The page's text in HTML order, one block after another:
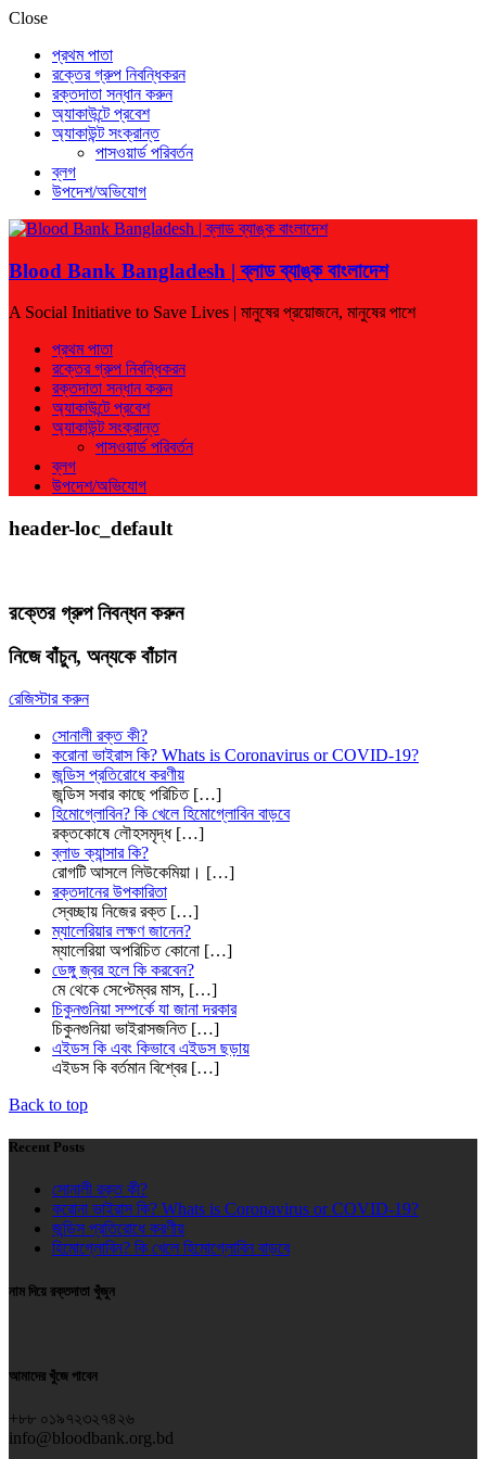
Close
প্রথম পাতা
রক্তের গ্রুপ নিবন্ধিকরন
রক্তদাতা সন্ধান করুন
অ্যাকাউন্টে প্রবেশ
অ্যাকাউন্ট সংক্রান্ত
পাসওয়ার্ড পরিবর্তন
ব্লগ
উপদেশ/অভিযোগ
Blood Bank Bangladesh | ব্লাড ব্যাঙ্ক বাংলাদেশ
A Social Initiative to Save Lives | মানুষের প্রয়োজনে, মানুষের পাশে
প্রথম পাতা
রক্তের গ্রুপ নিবন্ধিকরন
রক্তদাতা সন্ধান করুন
অ্যাকাউন্টে প্রবেশ
অ্যাকাউন্ট সংক্রান্ত
পাসওয়ার্ড পরিবর্তন
ব্লগ
উপদেশ/অভিযোগ
header-loc_default
রক্তের গ্রুপ নিবন্ধন করুন
নিজে বাঁচুন, অন্যকে বাঁচান
রেজিস্টার করুন
সোনালী রক্ত কী?
করোনা ভাইরাস কি? Whats is Coronavirus or COVID-19?
জন্ডিস প্রতিরোধে করণীয়
জন্ডিস সবার কাছে পরিচিত […]
হিমোগ্লোবিন? কি খেলে হিমোগ্লোবিন বাড়বে
রক্তকোষে লৌহসমৃদ্ধ […]
ব্লাড ক্যান্সার কি?
রোগটি আসলে লিউকেমিয়া। […]
রক্তদানের উপকারিতা
স্বেচ্ছায় নিজের রক্ত […]
ম্যালেরিয়ার লক্ষণ জানেন?
ম্যালেরিয়া অপরিচিত কোনো […]
ডেঙ্গু জ্বর হলে কি করবেন?
মে থেকে সেপ্টেম্বর মাস, […]
চিকুনগুনিয়া সম্পর্কে যা জানা দরকার
চিকুনগুনিয়া ভাইরাসজনিত […]
এইডস কি এবং কিভাবে এইডস ছড়ায়
এইডস কি বর্তমান বিশ্বের […]
Back to top
Recent Posts
সোনালী রক্ত কী?
করোনা ভাইরাস কি? Whats is Coronavirus or COVID-19?
জন্ডিস প্রতিরোধে করণীয়
হিমোগ্লোবিন? কি খেলে হিমোগ্লোবিন বাড়বে
নাম দিয়ে রক্তদাতা খুঁজুন
আমাদের খুঁজে পাবেন
+৮৮ ০১৯৭২৩২৭৪২৬
info@bloodbank.org.bd